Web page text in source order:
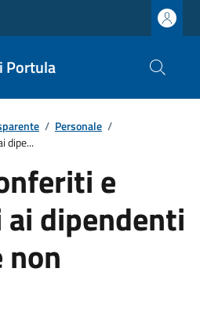
Portula
/ Personale /
dipe...
e
dipendenti